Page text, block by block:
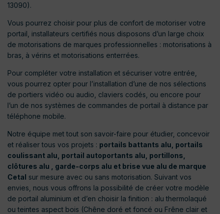
13090).
Vous pourrez choisir pour plus de confort de motoriser votre
portail, installateurs certifiés nous disposons d’un large choix
de motorisations de marques professionnelles : motorisations à
bras, à vérins et motorisations enterrées.
Pour compléter votre installation et sécuriser votre entrée,
vous pourrez opter pour l’installation d’une de nos sélections
de portiers vidéo ou audio, claviers codés, ou encore pour
l’un de nos systèmes de commandes de portail à distance par
téléphone mobile.
Notre équipe met tout son savoir-faire pour étudier, concevoir
et réaliser tous vos projets : portails battants alu, portails
coulissant alu, portail autoportants alu, portillons,
clôtures alu , garde-corps alu et brise vue alu de marque
Cetal sur mesure avec ou sans motorisation. Suivant vos
envies, nous vous offrons la possibilité de créer votre modèle
de portail aluminium et d’en choisir la finition : alu thermolaqué
ou teintes aspect bois (Chêne doré et foncé ou Frêne clair et